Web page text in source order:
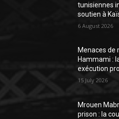
tunisiennes
soutien à
6 August 2026
Menaces de
Hammami :
exécution
15 July 2026
Mrouen
prison : la